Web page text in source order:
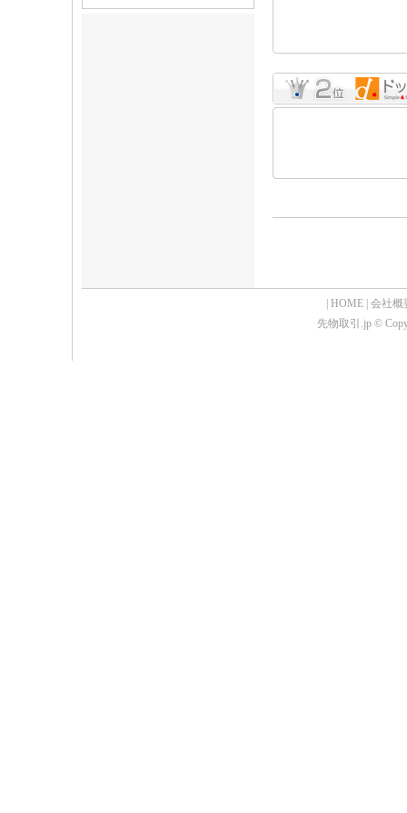
HOME 会社概
先物取引.jp ©